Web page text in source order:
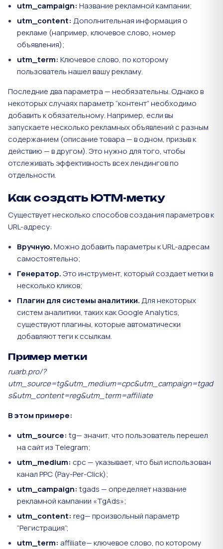
utm_campaign: Название рекламной кампании;
utm_content: Дополнительная информация о
рекламе (например, ключевое слово, номер
объявления);
utm_term: Ключевое слово, по которому
пользователь нашел вашу рекламу.
Последние два параметра — необязательны. Однако в
некоторых случаях параметр “контент” необходимо
добавить к обязательному. Например, если вы
запускаете несколько рекламных объявлений с разным
содержанием (описание товара — в одном, призыв к
действию — в другом). Это нужно для того, чтобы
отслеживать эффективность всех лендингов по
отдельности.
Как создать ЮТМ-метку
Существует несколько способов создания параметров к
URL-адресу:
Вручную.Можно добавить параметры к URL-адресам
самостоятельно;
Генератор.Это инструмент, который создает метки в
несколько кликов;
Плагин для системы аналитики.Для некоторых
систем аналитики, таких как Google Analytics,
существуют плагины, которые автоматически
добавляют теги к ссылкам.
Пример метки
ruarb.pro/?
utm_source=tg&utm_medium=cpc&utm_campaign=tgad
s&utm_content=reg&utm_term=affiliate
В этом примере:
utm_source: tg— значит, что пользователь перешел
на сайт из Telegram;
utm_medium: cpc — указывает, что был использован
канал PPC (Pay-Per-Click);
utm_campaign: tgads — определяет название
рекламной кампании «TgAds»;
utm_content: reg— произвольный параметр
“Регистрация”;
utm_term: affiliate— ключевое слово, по которому